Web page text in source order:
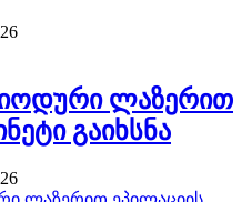
ლაზერით
გაიხსნა